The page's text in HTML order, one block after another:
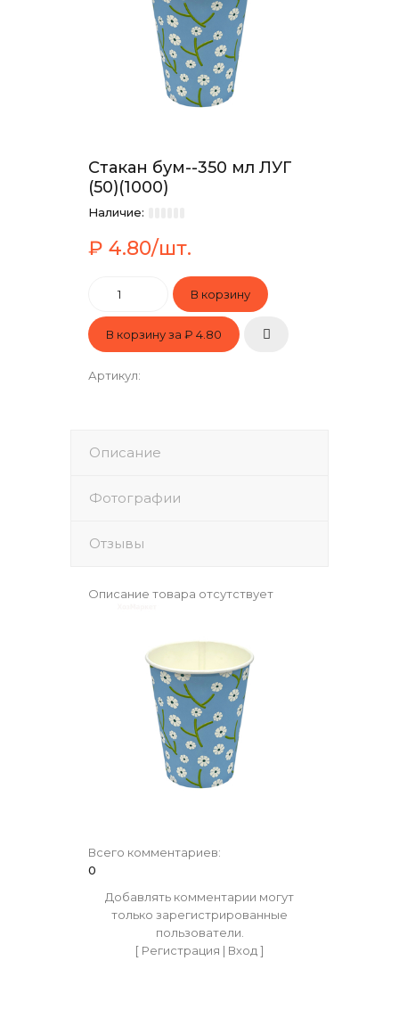
Стакан бум--350 мл ЛУГ
(50)(1000)
Наличие:
₽ 4.80/шт.
В корзину за ₽ 4.80
Артикул:
Описание
Фотографии
Отзывы
Описание товара отсутствует
Всего комментариев:
0
Добавлять комментарии могут
только зарегистрированные
пользователи.
[ Регистрация | Вход]